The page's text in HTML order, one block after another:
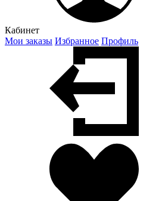
Кабинет
Мои заказы Избранное Профиль